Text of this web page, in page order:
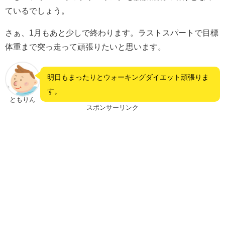
ているでしょう。
さぁ、1月もあと少しで終わります。ラストスパートで目標
体重まで突っ走って頑張りたいと思います。
ともりん
明日もまったりとウォーキングダイエット頑張りま
す。
スポンサーリンク